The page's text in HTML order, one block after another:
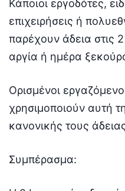
Κάποιοι εργοδότες,
επιχειρήσεις ή
παρέχουν άδεια στις
αργία ή ημέρα
Ορισμένοι
χρησιμοποιούν αυτή
κανονικής τους
Συμπέρασμα: